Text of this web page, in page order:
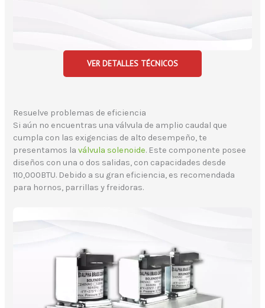
VER DETALLES TÉCNICOS
Resuelve problemas de eficiencia
Si aún no encuentras una válvula de amplio caudal que
cumpla con las exigencias de alto desempeño, te
presentamos laválvula solenoide. Este componente posee
diseños con una o dos salidas, con capacidades desde
110,000BTU. Debido a su gran eficiencia, es recomendada
para hornos, parrillas y freidoras.